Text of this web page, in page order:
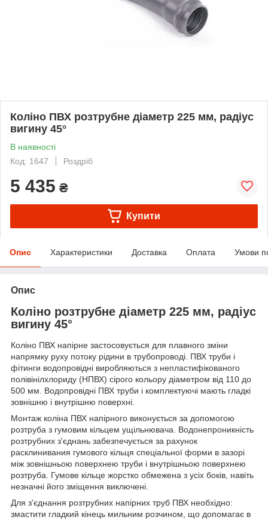
Коліно ПВХ розтрубне діаметр 225 мм, радіус
вигину 45°
В наявності
Код: 1647
Роздріб
5 435 ₴
Купити
Опис Характеристики Доставка Оплата Умови
Опис
Коліно розтрубне діаметр 225 мм, радіус
вигину 45°
Коліно ПВХ напірне застосовується для плавного зміни
напрямку руху потоку рідини в трубопроводі. ПВХ труби і
фітинги водопровідні виробляються з непластифікованого
полівінілхлориду (НПВХ) сірого кольору діаметром від 110 до
500 мм. Водопровідні ПВХ труби і комплектуючі мають гладкі
зовнішню і внутрішню поверхні.
Монтаж коліна ПВХ напірного виконується за допомогою
розтруба з гумовим кільцем ущільнювача. Водонепроникність
розтрубних з'єднань забезпечується за рахунок
расклинивания гумового кільця спеціальної форми в зазорі
між зовнішньою поверхнею труби і внутрішньою поверхнею
розтруба. Гумове кільце жорстко обмежена з усіх боків, навіть
незначні його зміщення виключені.
Для з'єднання розтрубних напірних труб ПВХ необхідно:
змастити гладкий кінець мильним розчином, що допомагає в